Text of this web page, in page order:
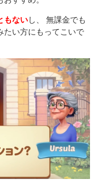
もないし、 無課金でも
たい方にもってこいで